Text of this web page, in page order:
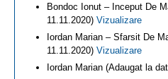
Bondoc Ionut – Inceput De
11.11.2020) Vizualizare
Iordan Marian – Sfarsit De
11.11.2020) Vizualizare
Iordan Marian (Adaugat la